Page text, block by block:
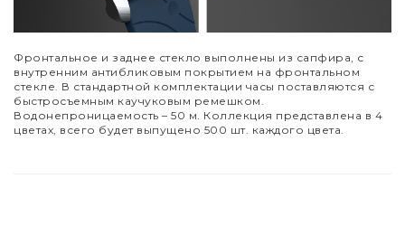
Фронтальное и заднее стекло выполнены из сапфира, с
внутренним антибликовым покрытием на фронтальном
стекле. В стандартной комплектации часы поставляются с
быстросъемным каучуковым ремешком.
Водонепроницаемость – 50 м. Коллекция представлена в 4
цветах, всего будет выпущено 500 шт. каждого цвета.